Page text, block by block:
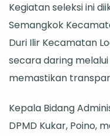
Kegiatan seleksi ini
Semangkok
Duri Ilir Kecamatan
secara daring
memastikan
Kepala Bidang
DPMD Kukar, Poino,